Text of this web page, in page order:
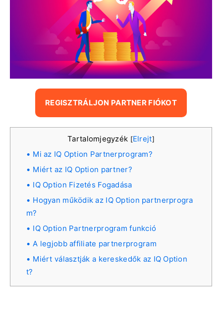
REGISZTRÁLJON PARTNER FIÓKOT
Tartalomjegyzék [Elrejt]
Mi az IQ Option Partnerprogram?
Miért az IQ Option partner?
IQ Option Fizetés Fogadása
Hogyan működik az IQ Option partnerprogra
m?
IQ Option Partnerprogram funkció
A legjobb affiliate partnerprogram
Miért választják a kereskedők az IQ Option
t?